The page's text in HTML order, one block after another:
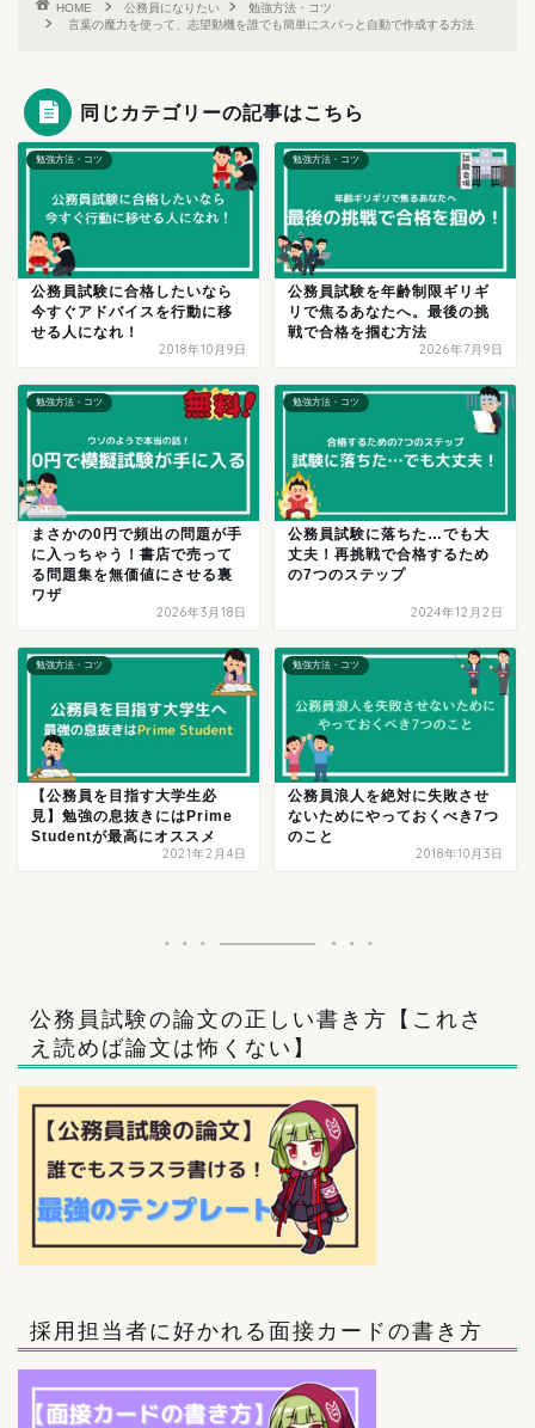
HOME 公務員になりたい
勉強方法・コツ
言葉の魔力を使って、志望動機を誰でも簡単にスパっと自動で作成する方法
同じカテゴリーの記事はこちら
勉強方法・コツ
公務員試験に合格したいなら
今すぐアドバイスを行動に移
せる人になれ！
2018年10月9日
勉強方法・コツ
公務員試験を年齢制限ギリギ
リで焦るあなたへ。最後の挑
戦で合格を掴む方法
2026年7月9日
勉強方法・コツ
まさかの0円で頻出の問題が手
に入っちゃう！書店で売って
る問題集を無価値にさせる裏
ワザ
2026年3月18日
勉強方法・コツ
公務員試験に落ちた…でも大
丈夫！再挑戦で合格するため
の7つのステップ
2024年12月2日
勉強方法・コツ
【公務員を目指す大学生必
見】勉強の息抜きにはPrime
Studentが最高にオススメ
2021年2月4日
勉強方法・コツ
公務員浪人を絶対に失敗させ
ないためにやっておくべき7つ
のこと
2018年10月3日
公務員試験の論文の正しい書き方【これさ
え読めば論文は怖くない】
採用担当者に好かれる面接カードの書き方